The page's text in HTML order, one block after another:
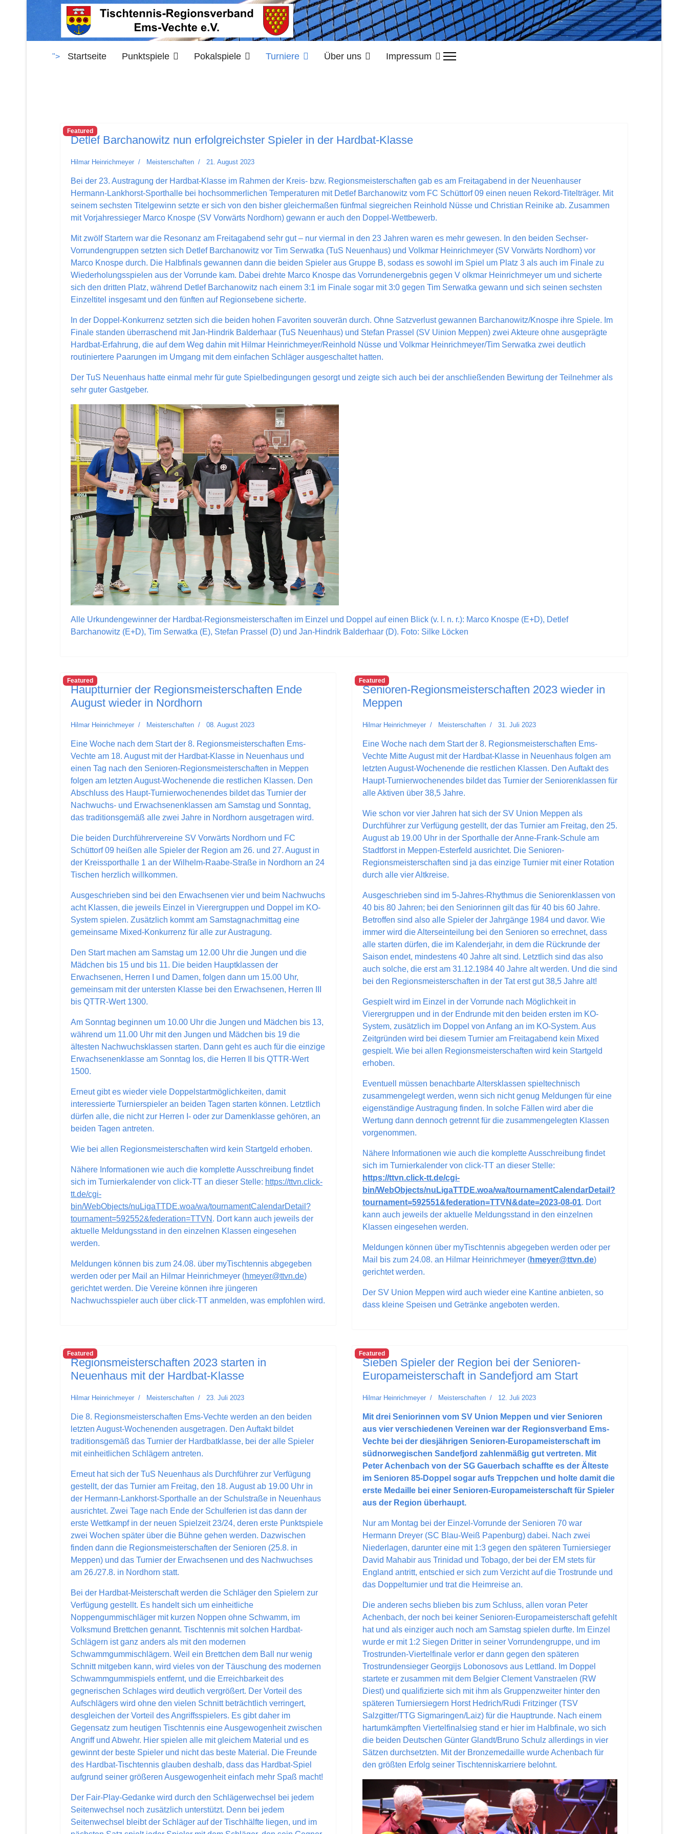
"> Startseite Punktspiele Pokalspiele Turniere Über uns Impressum
Featured
Detlef Barchanowitz nun erfolgreichster Spieler in der Hardbat-Klasse
Hilmar Heinrichmeyer Meisterschaften 21. August 2023
Bei der 23. Austragung der Hardbat-Klasse im Rahmen der Kreis- bzw. Regionsmeisterschaften gab es am Freitagabend in der Neuenhauser
Hermann-Lankhorst-Sporthalle bei hochsommerlichen Temperaturen mit Detlef Barchanowitz vom FC Schüttorf 09 einen neuen Rekord-Titelträger. Mit
seinem sechsten Titelgewinn setzte er sich von den bisher gleichermaßen fünfmal siegreichen Reinhold Nüsse und Christian Reinike ab. Zusammen
mit Vorjahressieger Marco Knospe (SV Vorwärts Nordhorn) gewann er auch den Doppel-Wettbewerb.
Mit zwölf Startern war die Resonanz am Freitagabend sehr gut – nur viermal in den 23 Jahren waren es mehr gewesen. In den beiden Sechser-
Vorrundengruppen setzten sich Detlef Barchanowitz vor Tim Serwatka (TuS Neuenhaus) und Volkmar Heinrichmeyer (SV Vorwärts Nordhorn) vor
Marco Knospe durch. Die Halbfinals gewannen dann die beiden Spieler aus Gruppe B, sodass es sowohl im Spiel um Platz 3 als auch im Finale zu
Wiederholungsspielen aus der Vorrunde kam. Dabei drehte Marco Knospe das Vorrundenergebnis gegen V olkmar Heinrichmeyer um und sicherte
sich den dritten Platz, während Detlef Barchanowitz nach einem 3:1 im Finale sogar mit 3:0 gegen Tim Serwatka gewann und sich seinen sechsten
Einzeltitel insgesamt und den fünften auf Regionsebene sicherte.
In der Doppel-Konkurrenz setzten sich die beiden hohen Favoriten souverän durch. Ohne Satzverlust gewannen Barchanowitz/Knospe ihre Spiele. Im
Finale standen überraschend mit Jan-Hindrik Balderhaar (TuS Neuenhaus) und Stefan Prassel (SV Uinion Meppen) zwei Akteure ohne ausgeprägte
Hardbat-Erfahrung, die auf dem Weg dahin mit Hilmar Heinrichmeyer/Reinhold Nüsse und Volkmar Heinrichmeyer/Tim Serwatka zwei deutlich
routiniertere Paarungen im Umgang mit dem einfachen Schläger ausgeschaltet hatten.
Der TuS Neuenhaus hatte einmal mehr für gute Spielbedingungen gesorgt und zeigte sich auch bei der anschließenden Bewirtung der Teilnehmer als
sehr guter Gastgeber.
Alle Urkundengewinner der Hardbat-Regionsmeisterschaften im Einzel und Doppel auf einen Blick (v. l. n. r.): Marco Knospe (E+D), Detlef
Barchanowitz (E+D), Tim Serwatka (E), Stefan Prassel (D) und Jan-Hindrik Balderhaar (D). Foto: Silke Löcken
Featured
Hauptturnier der Regionsmeisterschaften Ende
August wieder in Nordhorn
Hilmar Heinrichmeyer Meisterschaften 08. August 2023
Eine Woche nach dem Start der 8. Regionsmeisterschaften Ems-
Vechte am 18. August mit der Hardbat-Klasse in Neuenhaus und
einen Tag nach den Senioren-Regionsmeisterschaften in Meppen
folgen am letzten August-Wochenende die restlichen Klassen. Den
Abschluss des Haupt-Turnierwochenendes bildet das Turnier der
Nachwuchs- und Erwachsenenklassen am Samstag und Sonntag,
das traditionsgemäß alle zwei Jahre in Nordhorn ausgetragen wird.
Die beiden Durchführervereine SV Vorwärts Nordhorn und FC
Schüttorf 09 heißen alle Spieler der Region am 26. und 27. August in
der Kreissporthalle 1 an der Wilhelm-Raabe-Straße in Nordhorn an 24
Tischen herzlich willkommen.
Ausgeschrieben sind bei den Erwachsenen vier und beim Nachwuchs
acht Klassen, die jeweils Einzel in Vierergruppen und Doppel im KO-
System spielen. Zusätzlich kommt am Samstagnachmittag eine
gemeinsame Mixed-Konkurrenz für alle zur Austragung.
Den Start machen am Samstag um 12.00 Uhr die Jungen und die
Mädchen bis 15 und bis 11. Die beiden Hauptklassen der
Erwachsenen, Herren I und Damen, folgen dann um 15.00 Uhr,
gemeinsam mit der untersten Klasse bei den Erwachsenen, Herren III
bis QTTR-Wert 1300.
Am Sonntag beginnen um 10.00 Uhr die Jungen und Mädchen bis 13,
während um 11.00 Uhr mit den Jungen und Mädchen bis 19 die
ältesten Nachwuchsklassen starten. Dann geht es auch für die einzige
Erwachsenenklasse am Sonntag los, die Herren II bis QTTR-Wert
1500.
Erneut gibt es wieder viele Doppelstartmöglichkeiten, damit
interessierte Turnierspieler an beiden Tagen starten können. Letztlich
dürfen alle, die nicht zur Herren I- oder zur Damenklasse gehören, an
beiden Tagen antreten.
Wie bei allen Regionsmeisterschaften wird kein Startgeld erhoben.
Nähere Informationen wie auch die komplette Ausschreibung findet
sich im Turnierkalender von click-TT an dieser Stelle: https://ttvn.click-
tt.de/cgi-
bin/WebObjects/nuLigaTTDE.woa/wa/tournamentCalendarDetail?
tournament=592552&federation=TTVN . Dort kann auch jeweils der
aktuelle Meldungsstand in den einzelnen Klassen eingesehen
werden.
Meldungen können bis zum 24.08. über myTischtennis abgegeben
werden oder per Mail an Hilmar Heinrichmeyer (hmeyer@ttvn.de)
gerichtet werden. Die Vereine können ihre jüngeren
Nachwuchsspieler auch über click-TT anmelden, was empfohlen wird.
Featured
Senioren-Regionsmeisterschaften 2023 wieder in
Meppen
Hilmar Heinrichmeyer Meisterschaften 31. Juli 2023
Eine Woche nach dem Start der 8. Regionsmeisterschaften Ems-
Vechte Mitte August mit der Hardbat-Klasse in Neuenhaus folgen am
letzten August-Wochenende die restlichen Klassen. Den Auftakt des
Haupt-Turnierwochenendes bildet das Turnier der Seniorenklassen für
alle Aktiven über 38,5 Jahre.
Wie schon vor vier Jahren hat sich der SV Union Meppen als
Durchführer zur Verfügung gestellt, der das Turnier am Freitag, den 25.
August ab 19.00 Uhr in der Sporthalle der Anne-Frank-Schule am
Stadtforst in Meppen-Esterfeld ausrichtet. Die Senioren-
Regionsmeisterschaften sind ja das einzige Turnier mit einer Rotation
durch alle vier Altkreise.
Ausgeschrieben sind im 5-Jahres-Rhythmus die Seniorenklassen von
40 bis 80 Jahren; bei den Seniorinnen gilt das für 40 bis 60 Jahre.
Betroffen sind also alle Spieler der Jahrgänge 1984 und davor. Wie
immer wird die Alterseinteilung bei den Senioren so errechnet, dass
alle starten dürfen, die im Kalenderjahr, in dem die Rückrunde der
Saison endet, mindestens 40 Jahre alt sind. Letztlich sind das also
auch solche, die erst am 31.12.1984 40 Jahre alt werden. Und die sind
bei den Regionsmeisterschaften in der Tat erst gut 38,5 Jahre alt!
Gespielt wird im Einzel in der Vorrunde nach Möglichkeit in
Vierergruppen und in der Endrunde mit den beiden ersten im KO-
System, zusätzlich im Doppel von Anfang an im KO-System. Aus
Zeitgründen wird bei diesem Turnier am Freitagabend kein Mixed
gespielt. Wie bei allen Regionsmeisterschaften wird kein Startgeld
erhoben.
Eventuell müssen benachbarte Altersklassen spieltechnisch
zusammengelegt werden, wenn sich nicht genug Meldungen für eine
eigenständige Austragung finden. In solche Fällen wird aber die
Wertung dann dennoch getrennt für die zusammengelegten Klassen
vorgenommen.
Nähere Informationen wie auch die komplette Ausschreibung findet
sich im Turnierkalender von click-TT an dieser Stelle:
https://ttvn.click-tt.de/cgi-
bin/WebObjects/nuLigaTTDE.woa/wa/tournamentCalendarDetail?
tournament=592551&federation=TTVN&date=2023-08-01. Dort
kann auch jeweils der aktuelle Meldungsstand in den einzelnen
Klassen eingesehen werden.
Meldungen können über myTischtennis abgegeben werden oder per
Mail bis zum 24.08. an Hilmar Heinrichmeyer (hmeyer@ttvn.de)
gerichtet werden.
Der SV Union Meppen wird auch wieder eine Kantine anbieten, so
dass kleine Speisen und Getränke angeboten werden.
Featured
Regionsmeisterschaften 2023 starten in
Neuenhaus mit der Hardbat-Klasse
Hilmar Heinrichmeyer Meisterschaften 23. Juli 2023
Die 8. Regionsmeisterschaften Ems-Vechte werden an den beiden
letzten August-Wochenenden ausgetragen. Den Auftakt bildet
traditionsgemäß das Turnier der Hardbatklasse, bei der alle Spieler
mit einheitlichen Schlägern antreten.
Erneut hat sich der TuS Neuenhaus als Durchführer zur Verfügung
gestellt, der das Turnier am Freitag, den 18. August ab 19.00 Uhr in
der Hermann-Lankhorst-Sporthalle an der Schulstraße in Neuenhaus
ausrichtet. Zwei Tage nach Ende der Schulferien ist das dann der
erste Wettkampf in der neuen Spielzeit 23/24, deren erste Punktspiele
zwei Wochen später über die Bühne gehen werden. Dazwischen
finden dann die Regionsmeisterschaften der Senioren (25.8. in
Meppen) und das Turnier der Erwachsenen und des Nachwuchses
am 26./27.8. in Nordhorn statt.
Bei der Hardbat-Meisterschaft werden die Schläger den Spielern zur
Verfügung gestellt. Es handelt sich um einheitliche
Noppengummischläger mit kurzen Noppen ohne Schwamm, im
Volksmund Brettchen genannt. Tischtennis mit solchen Hardbat-
Schlägern ist ganz anders als mit den modernen
Schwammgummischlägern. Weil ein Brettchen dem Ball nur wenig
Schnitt mitgeben kann, wird vieles von der Täuschung des modernen
Schwammgummispiels entfernt, und die Erreichbarkeit des
gegnerischen Schlages wird deutlich vergrößert. Der Vorteil des
Aufschlägers wird ohne den vielen Schnitt beträchtlich verringert,
desgleichen der Vorteil des Angriffsspielers. Es gibt daher im
Gegensatz zum heutigen Tischtennis eine Ausgewogenheit zwischen
Angriff und Abwehr. Hier spielen alle mit gleichem Material und es
gewinnt der beste Spieler und nicht das beste Material. Die Freunde
des Hardbat-Tischtennis glauben deshalb, dass das Hardbat-Spiel
aufgrund seiner größeren Ausgewogenheit einfach mehr Spaß macht!
Der Fair-Play-Gedanke wird durch den Schlägerwechsel bei jedem
Seitenwechsel noch zusätzlich unterstützt. Denn bei jedem
Seitenwechsel bleibt der Schläger auf der Tischhälfte liegen, und im
Featured
Sieben Spieler der Region bei der Senioren-
Europameisterschaft in Sandefjord am Start
Hilmar Heinrichmeyer Meisterschaften 12. Juli 2023
Mit drei Seniorinnen vom SV Union Meppen und vier Senioren
aus vier verschiedenen Vereinen war der Regionsverband Ems-
Vechte bei der diesjährigen Senioren-Europameisterschaft im
südnorwegischen Sandefjord zahlenmäßig gut vertreten. Mit
Peter Achenbach von der SG Gauerbach schaffte es der Älteste
im Senioren 85-Doppel sogar aufs Treppchen und holte damit die
erste Medaille bei einer Senioren-Europameisterschaft für Spieler
aus der Region überhaupt.
Nur am Montag bei der Einzel-Vorrunde der Senioren 70 war
Hermann Dreyer (SC Blau-Weiß Papenburg) dabei. Nach zwei
Niederlagen, darunter eine mit 1:3 gegen den späteren Turniersieger
David Mahabir aus Trinidad und Tobago, der bei der EM stets für
England antritt, entschied er sich zum Verzicht auf die Trostrunde und
das Doppelturnier und trat die Heimreise an.
Die anderen sechs blieben bis zum Schluss, allen voran Peter
Achenbach, der noch bei keiner Senioren-Europameisterschaft gefehlt
hat und als einziger auch noch am Samstag spielen durfte. Im Einzel
wurde er mit 1:2 Siegen Dritter in seiner Vorrundengruppe, und im
Trostrunden-Viertelfinale verlor er dann gegen den späteren
Trostrundensieger Georgijs Lobonosovs aus Lettland. Im Doppel
startete er zusammen mit dem Belgier Clement Vanstraelen (RW
Diest) und qualifizierte sich mit ihm als Gruppenzweiter hinter den
späteren Turniersiegern Horst Hedrich/Rudi Fritzinger (TSV
Salzgitter/TTG Sigmaringen/Laiz) für die Hauptrunde. Nach einem
hartumkämpften Viertelfinalsieg stand er hier im Halbfinale, wo sich
die beiden Deutschen Günter Glandt/Bruno Schulz allerdings in vier
Sätzen durchsetzten. Mit der Bronzemedaille wurde Achenbach für
den größten Erfolg seiner Tischtenniskarriere belohnt.